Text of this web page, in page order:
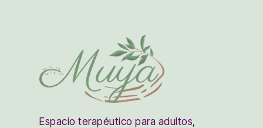
Espacio terapéutico para adultos,